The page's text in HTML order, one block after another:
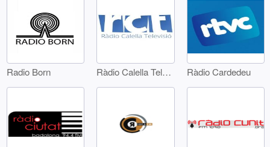
Radio Born Ràdio Calella Televisió Ràdio Cardedeu